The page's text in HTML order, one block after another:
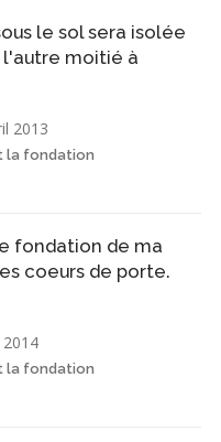
le sol sera isolée
l'autre moitié à
2013
la fondation
fondation de ma
coeurs de porte.
2014
la fondation